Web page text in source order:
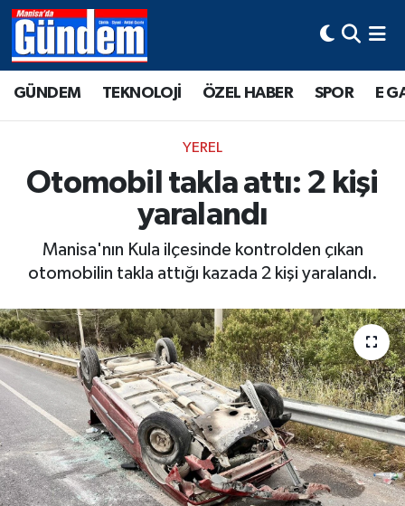
GÜNDEM TEKNOLOJİ ÖZEL HABER SPOR E
YEREL
Otomobil takla attı: 2 kişi
yaralandı
Manisa'nın Kula ilçesinde kontrolden çıkan
otomobilin takla attığı kazada 2 kişi yaralandı.
Manisa Hava Durumu
Tüm Manşetler
Son Dakika Haberleri